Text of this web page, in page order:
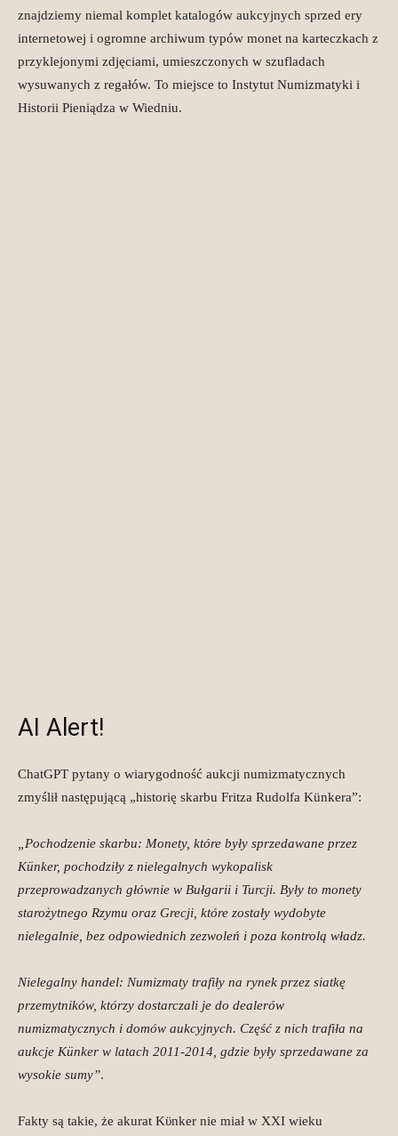
znajdziemy niemal komplet katalogów aukcyjnych sprzed ery
internetowej i ogromne archiwum typów monet na karteczkach z
przyklejonymi zdjęciami, umieszczonych w szufladach
wysuwanych z regałów. To miejsce to Instytut Numizmatyki i
Historii Pieniądza w Wiedniu.
AI Alert!
ChatGPT pytany o wiarygodność aukcji numizmatycznych
zmyślił następującą „historię skarbu Fritza Rudolfa Künkera”:
„Pochodzenie skarbu: Monety, które były sprzedawane przez
Künker, pochodziły z nielegalnych wykopalisk
przeprowadzanych głównie w Bułgarii i Turcji. Były to monety
starożytnego Rzymu oraz Grecji, które zostały wydobyte
nielegalnie, bez odpowiednich zezwoleń i poza kontrolą władz.
Nielegalny handel: Numizmaty trafiły na rynek przez siatkę
przemytników, którzy dostarczali je do dealerów
numizmatycznych i domów aukcyjnych. Część z nich trafiła na
aukcje Künker w latach 2011-2014, gdzie były sprzedawane za
wysokie sumy”.
Fakty są takie, że akurat Kϋnker nie miał w XXI wieku